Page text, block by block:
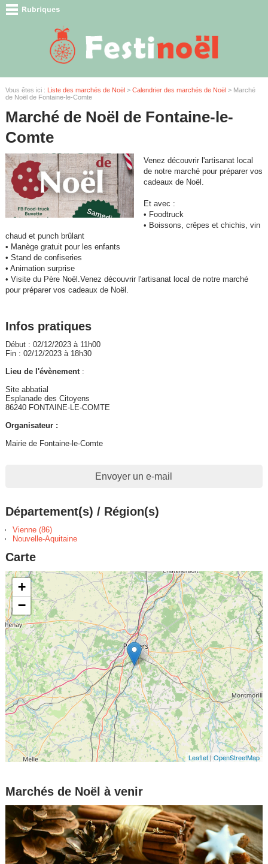
Vous êtes ici : Liste des marchés de Noël> Calendrier des marchés de Noël> Marché
de Noël de Fontaine-le-Comte
Marché de Noël de Fontaine-le-
Comte
Venez découvrir l'artisanat local
de notre marché pour préparer vos
cadeaux de Noël.
Et avec :
• Foodtruck
• Boissons, crêpes et chichis, vin
chaud et punch brûlant
• Manège gratuit pour les enfants
• Stand de confiseries
• Animation surprise
• Visite du Père Noël.Venez découvrir l'artisanat local de notre marché
pour préparer vos cadeaux de Noël.
Infos pratiques
Début : 02/12/2023 à 11h00
Fin : 02/12/2023 à 18h30
Lieu de l'évènement:
Site abbatial
Esplanade des Citoyens
86240 FONTAINE-LE-COMTE
Organisateur :
Mairie de Fontaine-le-Comte
Envoyer un e-mail
Département(s) / Région(s)
Vienne (86)
Nouvelle-Aquitaine
Carte
+
−
Leaflet |OpenStreetMap
Marchés de Noël à venir